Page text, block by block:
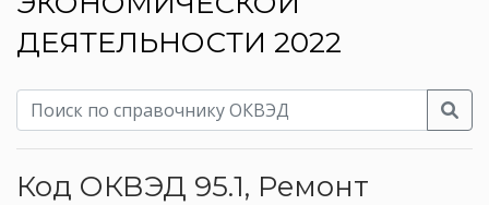
ДЕЯТЕЛЬНОСТИ 2022
Код ОКВЭД 95.1, Ремонт